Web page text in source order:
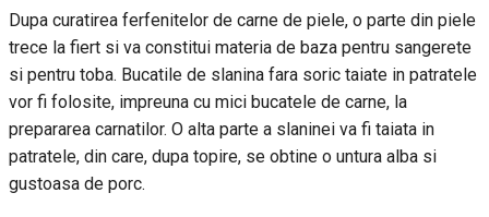
Dupa curatirea ferfenitelor de carne de piele, o parte din piele
trece la fiert si va constitui materia de baza pentru sangerete
si pentru toba. Bucatile de slanina fara soric taiate in patratele
vor fi folosite, impreuna cu mici bucatele de carne, la
prepararea carnatilor. O alta parte a slaninei va fi taiata in
patratele, din care, dupa topire, se obtine o untura alba si
gustoasa de porc.